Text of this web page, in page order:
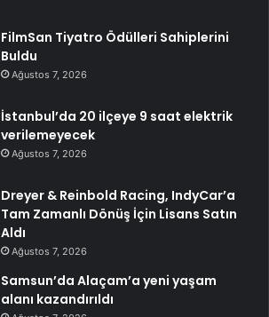
FilmSan Tiyatro Ödülleri Sahiplerini
Buldu
Ağustos 7, 2026
İstanbul’da 20 ilçeye 9 saat elektrik
verilemeyecek
Ağustos 7, 2026
Dreyer & Reinbold Racing, IndyCar’a
Tam Zamanlı Dönüş İçin Lisans Satın
Aldı
Ağustos 7, 2026
Samsun’da Alaçam’a yeni yaşam
alanı kazandırıldı